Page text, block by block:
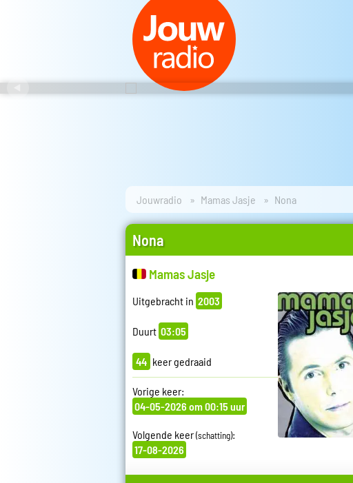
Jouwradio Mamas Jasje Nona
Nona
Mamas Jasje
Uitgebracht in 2003
Duurt 03:05
44 keer gedraaid
Vorige keer:
04-05-2026 om 00:15 uur
Volgende keer(schatting):
17-08-2026